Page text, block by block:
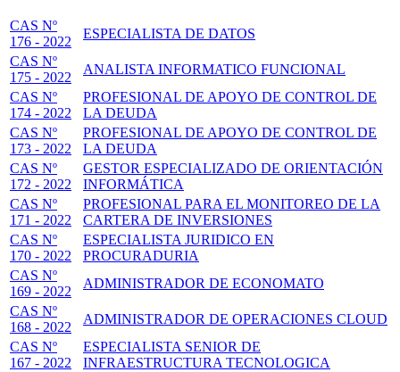
CAS Nº
176 - 2022
ESPECIALISTA DE DATOS
CAS Nº
175 - 2022
ANALISTA INFORMATICO FUNCIONAL
CAS Nº
174 - 2022
PROFESIONAL DE APOYO DE CONTROL DE
LA DEUDA
CAS Nº
173 - 2022
PROFESIONAL DE APOYO DE CONTROL DE
LA DEUDA
CAS Nº
172 - 2022
GESTOR ESPECIALIZADO DE ORIENTACIÓN
INFORMÁTICA
CAS Nº
171 - 2022
PROFESIONAL PARA EL MONITOREO DE LA
CARTERA DE INVERSIONES
CAS Nº
170 - 2022
ESPECIALISTA JURIDICO EN
PROCURADURIA
CAS Nº
169 - 2022
ADMINISTRADOR DE ECONOMATO
CAS Nº
168 - 2022
ADMINISTRADOR DE OPERACIONES CLOUD
CAS Nº
167 - 2022
ESPECIALISTA SENIOR DE
INFRAESTRUCTURA TECNOLOGICA